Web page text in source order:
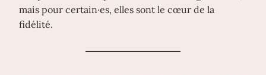
mais pour certain·es, elles sont le cœur de la
fidélité.